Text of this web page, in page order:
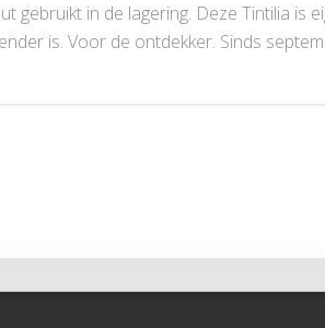
gebruikt in de lagering. Deze Tintilia is
is. Voor de ontdekker. Sinds